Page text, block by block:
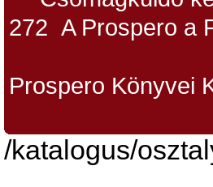
272 A Prospero a
Prospero Könyvei
/katalogus/